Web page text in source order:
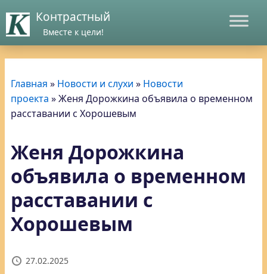
Контрастный
Вместе к цели!
Главная » Новости и слухи » Новости
проекта »Женя Дорожкина объявила о временном
расставании с Хорошевым
Женя Дорожкина
объявила о временном
расставании с
Хорошевым
27.02.2025